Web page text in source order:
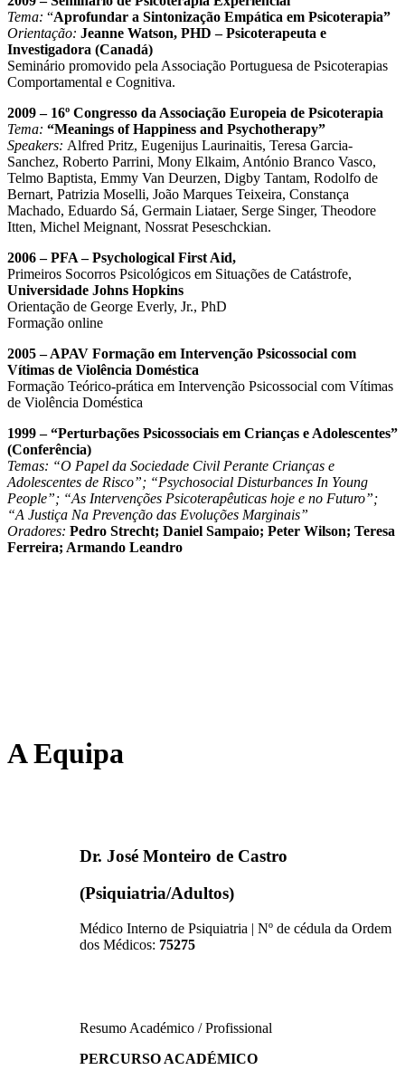
Tema: “Aprofundar a Sintonização Empática em Psicoterapia”
Orientação: Jeanne Watson, PHD – Psicoterapeuta e
Investigadora (Canadá)
Seminário promovido pela Associação Portuguesa de Psicoterapias
Comportamental e Cognitiva.
2009 – 16º Congresso da Associação Europeia de Psicoterapia
Tema: “Meanings of Happiness and Psychotherapy”
Speakers: Alfred Pritz, Eugenijus Laurinaitis, Teresa Garcia-
Sanchez, Roberto Parrini, Mony Elkaim, António Branco Vasco,
Telmo Baptista, Emmy Van Deurzen, Digby Tantam, Rodolfo de
Bernart, Patrizia Moselli, João Marques Teixeira, Constança
Machado, Eduardo Sá, Germain Liataer, Serge Singer, Theodore
Itten, Michel Meignant, Nossrat Peseschckian.
2006 – PFA – Psychological First Aid,
Primeiros Socorros Psicológicos em Situações de Catástrofe,
Universidade Johns Hopkins
Orientação de George Everly, Jr., PhD
Formação online
2005 – APAV Formação em Intervenção Psicossocial com
Vítimas de Violência Doméstica
Formação Teórico-prática em Intervenção Psicossocial com Vítimas
de Violência Doméstica
1999 – “Perturbações Psicossociais em Crianças e Adolescentes”
(Conferência)
Temas: “O Papel da Sociedade Civil Perante Crianças e
Adolescentes de Risco”; “Psychosocial Disturbances In Young
People”; “As Intervenções Psicoterapêuticas hoje e no Futuro”;
“A Justiça Na Prevenção das Evoluções Marginais”
Oradores: Pedro Strecht; Daniel Sampaio; Peter Wilson; Teresa
Ferreira; Armando Leandro
A Equipa
Dr. José Monteiro de Castro
(Psiquiatria/Adultos)
Médico Interno de Psiquiatria | Nº de cédula da Ordem
dos Médicos: 75275
Resumo Académico / Profissional
PERCURSO ACADÉMICO